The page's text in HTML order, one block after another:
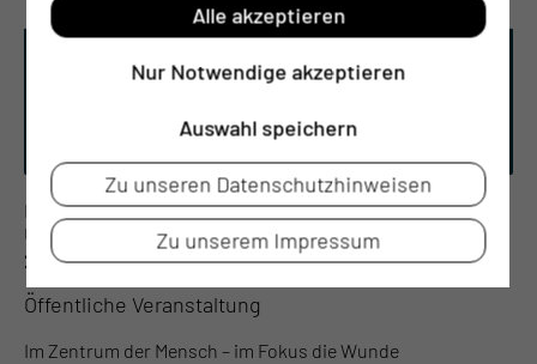
Datum: 09.09.2026
Uhrzeit: 08:00 bis 16:30 Uhr
2. Interprofessionelles Wundsymposium
Öffentliche Veranstaltung
Im Zentrum der Mensch – im Fokus die Wunde
Alle akzeptieren
Nur Notwendige akzeptieren
Auswahl speichern
Zu unseren Datenschutzhinweisen
Zu unserem Impressum